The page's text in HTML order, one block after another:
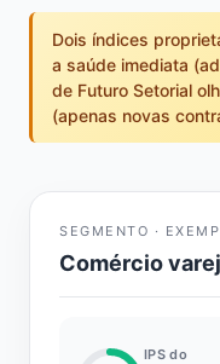
Dois índices
a saúde imediata
de Futuro Setorial
(apenas novas
SEGMENTO ·
Comércio
IPS do